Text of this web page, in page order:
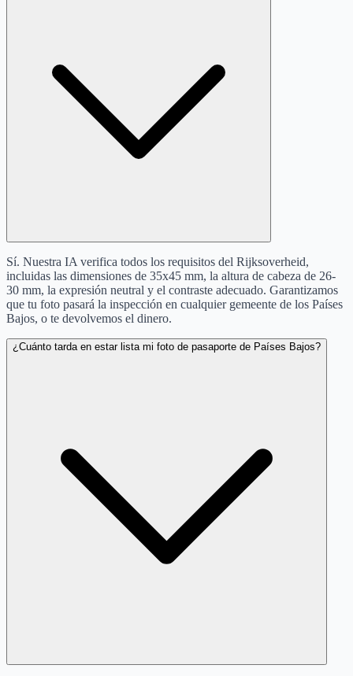
Sí. Nuestra IA verifica todos los requisitos del Rijksoverheid,
incluidas las dimensiones de 35x45 mm, la altura de cabeza de 26-
30 mm, la expresión neutral y el contraste adecuado. Garantizamos
que tu foto pasará la inspección en cualquier gemeente de los Países
Bajos, o te devolvemos el dinero.
¿Cuánto tarda en estar lista mi foto de pasaporte de Países Bajos?